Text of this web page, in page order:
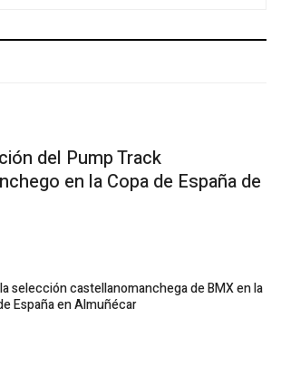
del Pump Track
en la Copa de España de
selección castellanomanchega de BMX en la
España en Almuñécar